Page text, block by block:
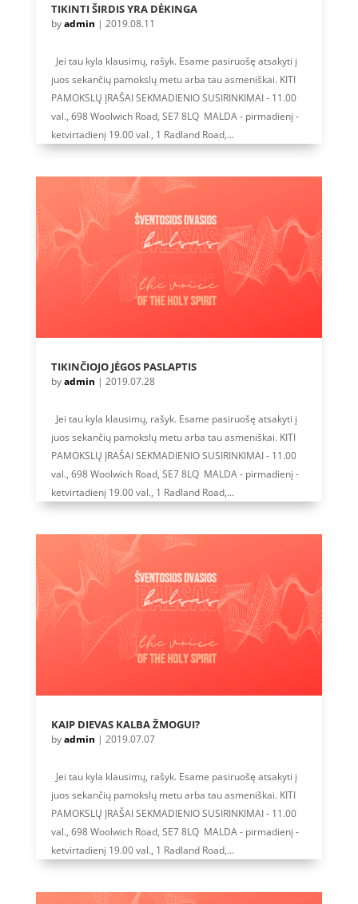
TIKINTI ŠIRDIS YRA DĖKINGA
byadmin | 2019.08.11
Jei tau kyla klausimų, rašyk. Esame pasiruošę atsakyti į
juos sekančių pamokslų metu arba tau asmeniškai. KITI
PAMOKSLŲ ĮRAŠAI SEKMADIENIO SUSIRINKIMAI - 11.00
val., 698 Woolwich Road, SE7 8LQ MALDA - pirmadienį -
ketvirtadienį 19.00 val., 1 Radland Road,...
TIKINČIOJO JĖGOS PASLAPTIS
byadmin | 2019.07.28
Jei tau kyla klausimų, rašyk. Esame pasiruošę atsakyti į
juos sekančių pamokslų metu arba tau asmeniškai. KITI
PAMOKSLŲ ĮRAŠAI SEKMADIENIO SUSIRINKIMAI - 11.00
val., 698 Woolwich Road, SE7 8LQ MALDA - pirmadienį -
ketvirtadienį 19.00 val., 1 Radland Road,...
KAIP DIEVAS KALBA ŽMOGUI?
byadmin | 2019.07.07
Jei tau kyla klausimų, rašyk. Esame pasiruošę atsakyti į
juos sekančių pamokslų metu arba tau asmeniškai. KITI
PAMOKSLŲ ĮRAŠAI SEKMADIENIO SUSIRINKIMAI - 11.00
val., 698 Woolwich Road, SE7 8LQ MALDA - pirmadienį -
ketvirtadienį 19.00 val., 1 Radland Road,...